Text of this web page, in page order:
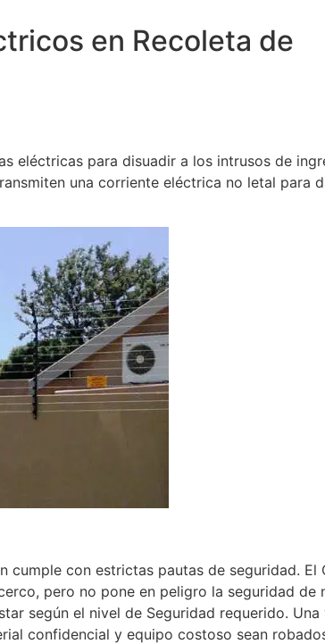
en Recoleta de
eléctricas para disuadir a los intrusos de
una corriente eléctrica no letal para
cumple con estrictas pautas de seguridad. El
pero no pone en peligro la seguridad de
según el nivel de Seguridad requerido. Una
confidencial y equipo costoso sean